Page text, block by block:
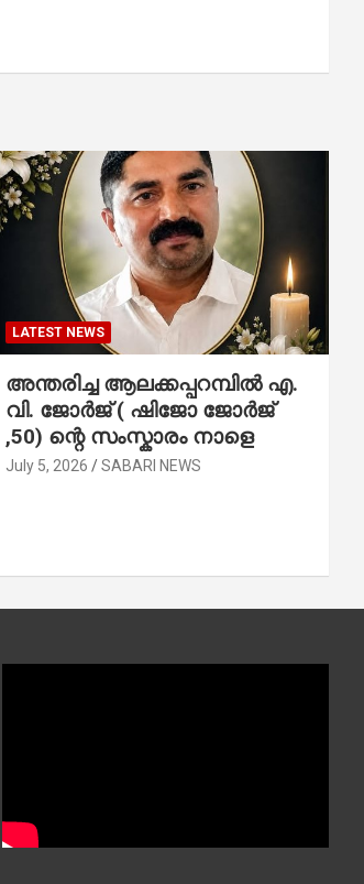
LATEST NEWS
അന്തരിച്ച ആ​ല​ക്ക​പ്പ​റമ്പിൽ​ എ.​
വി. ജോ​ർ​ജ് ( ഷിജോ ജോർജ്
,50) ന്റെ സംസ്കാരം നാളെ
July 5, 2026 SABARI NEWS